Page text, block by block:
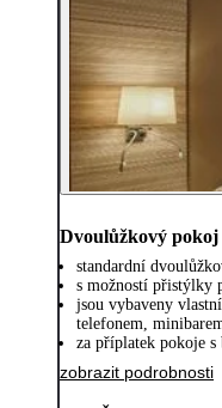
Dvoulůžkový pokoj
standardní
s možností přistýlky
jsou vybaveny
telefonem,
za příplatek pokoje
zobrazit podrobnosti